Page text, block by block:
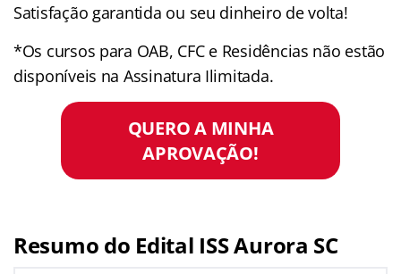
Satisfação garantida ou seu dinheiro de volta!
*Os cursos para OAB, CFC e Residências não estão
disponíveis na Assinatura Ilimitada.
QUERO A MINHA
APROVAÇÃO!
Resumo do Edital ISS Aurora SC